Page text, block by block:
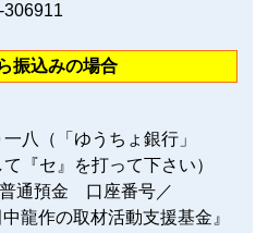
振込みの場合
八（「ゆうちょ銀行」
『セ』を打って下さい）
通預金 口座番号／
龍作の取材活動支援基金』